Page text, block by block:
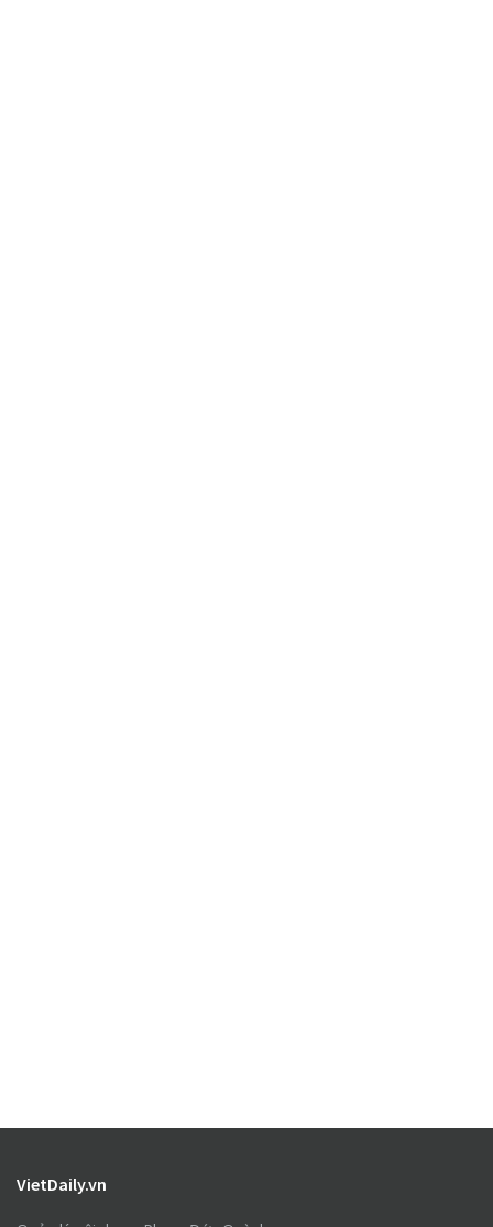
VietDaily.vn